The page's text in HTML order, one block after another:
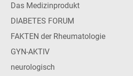
Das Medizinprodukt
DIABETES FORUM
FAKTEN der Rheumatologie
GYN-AKTIV
neurologisch